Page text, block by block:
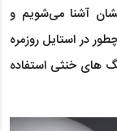
آشنا می‌شویم و
در استایل روزمره
های خنثی استفاده